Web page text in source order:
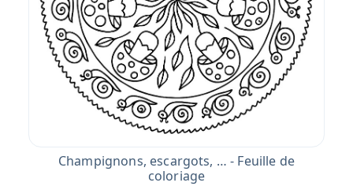
Champignons, escargots, … - Feuille de
coloriage